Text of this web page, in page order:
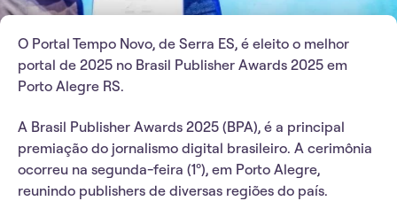
O Portal Tempo Novo, de Serra ES, é eleito o melhor
portal de 2025 no Brasil Publisher Awards 2025 em
Porto Alegre RS.
A Brasil Publisher Awards 2025 (BPA), é a principal
premiação do jornalismo digital brasileiro. A cerimônia
ocorreu na segunda-feira (1º), em Porto Alegre,
reunindo publishers de diversas regiões do país.